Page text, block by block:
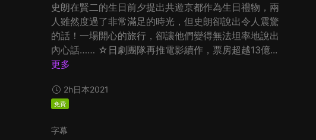
史朗在賢二的生日前夕提出共遊京都作為生日禮物，兩
人雖然度過了非常滿足的時光，但史朗卻說出令人震驚
的話！一場開心的旅行，卻讓他們變得無法坦率地說出
內心話…… ☆日劇團隊再推電影續作，票房超越13億...
更多
2h日本2021
免費
字幕